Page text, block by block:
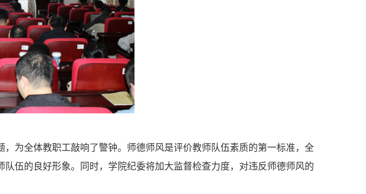
为全体教职工敲响了警钟。师德师风是评价教师队伍素质的第一标准，全
伍的良好形象。同时，学院纪委将加大监督检查力度，对违反师德师风的